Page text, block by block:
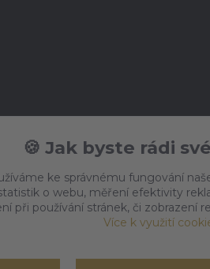
🍪 Jak byste rádi
ke správnému fungování
o webu, měření efektivity
při používání stránek, či zobrazení
Více k využití